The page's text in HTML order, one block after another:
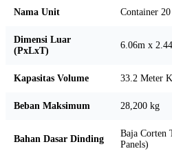
Nama Unit Container
Dimensi Luar
(PxLxT)
6.06m x
Kapasitas Volume 33.2 Meter
Beban Maksimum 28,200 kg
Bahan Dasar Dinding
Baja Corten
Panels)